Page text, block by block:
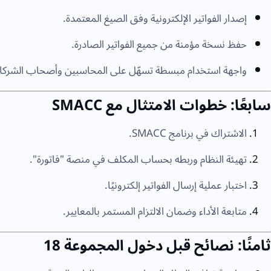
إصدار الفواتير الإلكترونية وفق الصيغ المعتمدة.
حفظ نسخة مؤمنة من جميع الفواتير الصادرة.
واجهة استخدام مبسطة تسهّل على المحاسبين وأصحاب
سابعًا: خطوات الامتثال مع SMACC
الاشتراك في برنامج SMACC.
تهيئة النظام وربطه بحساب المكلف في منصة "فاتورة".
اختبار عملية إرسال الفواتير إلكترونيًا.
متابعة الأداء وضمان الالتزام المستمر بالمعايير.
ثامنًا: نصائح قبل دخول المجموعة 18